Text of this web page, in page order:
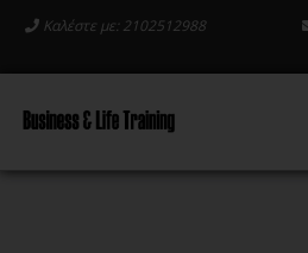
Καλέστε με: 2102512988